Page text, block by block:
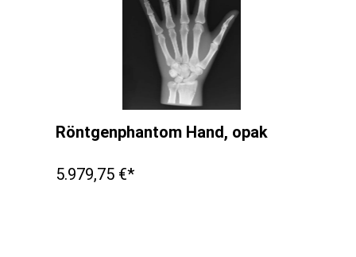
Röntgenphantom Hand, opak
5.979,75 €*